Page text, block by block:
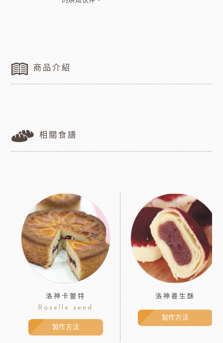
商品介紹
相關食譜
洛神卡蕾特
Roselle send
製作方法
洛神養生酥
製作方法